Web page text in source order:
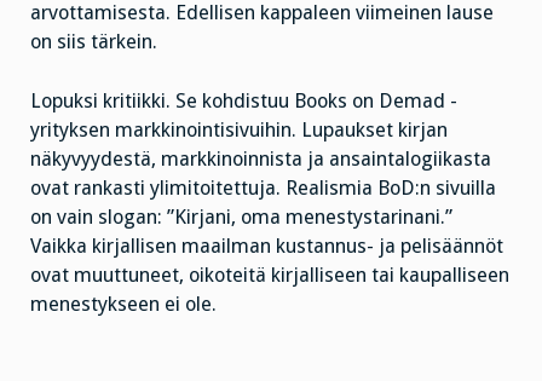
arvottamisesta. Edellisen kappaleen viimeinen lause
on siis tärkein.
Lopuksi kritiikki. Se kohdistuu Books on Demad -
yrityksen markkinointisivuihin. Lupaukset kirjan
näkyvyydestä, markkinoinnista ja ansaintalogiikasta
ovat rankasti ylimitoitettuja. Realismia BoD:n sivuilla
on vain slogan: ”Kirjani, oma menestystarinani.”
Vaikka kirjallisen maailman kustannus- ja pelisäännöt
ovat muuttuneet, oikoteitä kirjalliseen tai kaupalliseen
menestykseen ei ole.